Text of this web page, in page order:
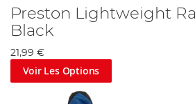
Preston Lightweight
Black
21,99 €
Voir Les Options